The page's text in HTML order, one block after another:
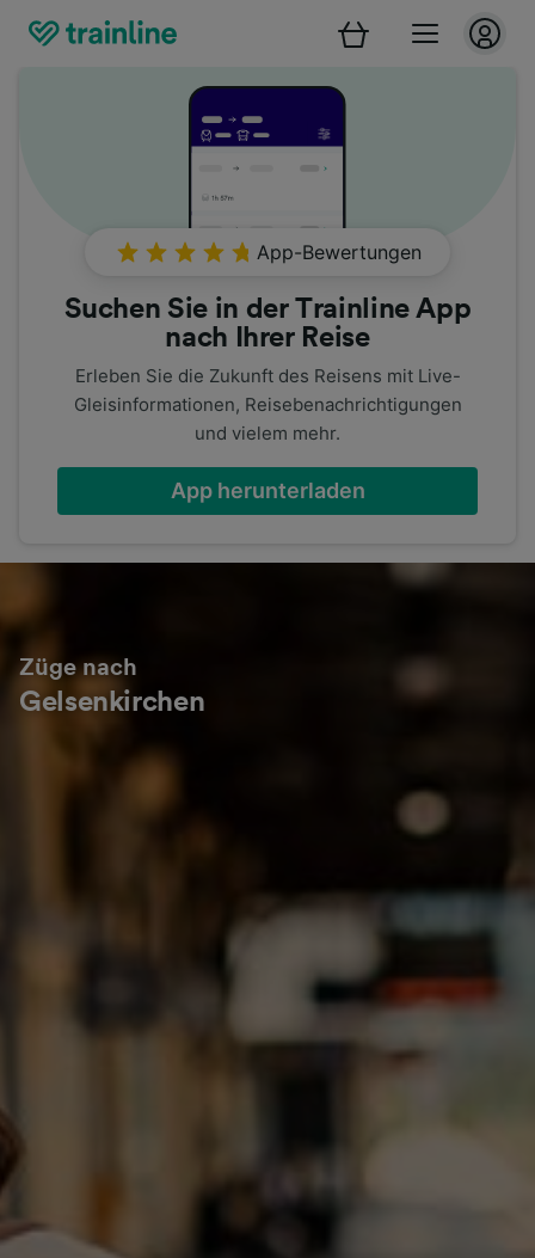
App-Bewertungen
Suchen Sie in der Trainline App
nach Ihrer Reise
Erleben Sie die Zukunft des Reisens mit Live-
Gleisinformationen, Reisebenachrichtigungen
und vielem mehr.
App herunterladen
Züge nach
Gelsenkirchen